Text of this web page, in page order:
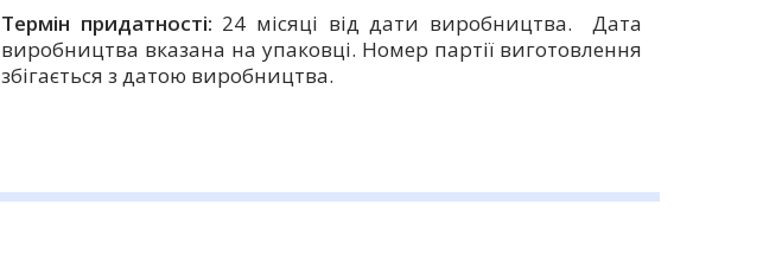
Термін придатності: 24 місяці від дати виробництва. Дата
виробництва вказана на упаковці. Номер партії виготовлення
збігається з датою виробництва.